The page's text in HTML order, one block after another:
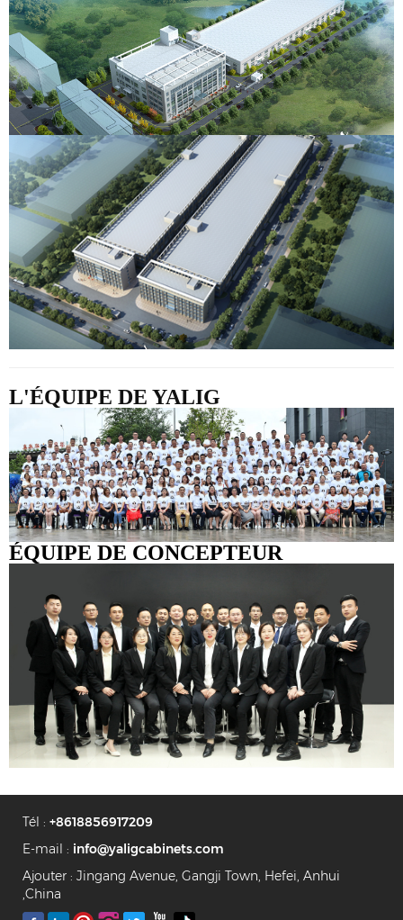
L'ÉQUIPE DE YALIG
ÉQUIPE DE CONCEPTEUR
Tél : +8618856917209
E-mail : info@yaligcabinets.com
Ajouter : Jingang Avenue, Gangji Town, Hefei, Anhui
,China